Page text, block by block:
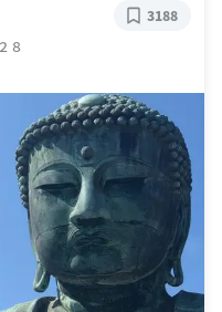
８
3188